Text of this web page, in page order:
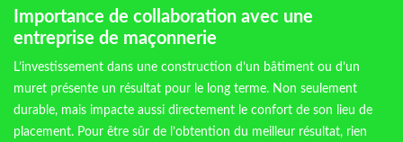
Importance de collaboration avec une
entreprise de maçonnerie
L’investissement dans une construction d’un bâtiment ou d’un
muret présente un résultat pour le long terme. Non seulement
durable, mais impacte aussi directement le confort de son lieu de
placement. Pour être sûr de l’obtention du meilleur résultat, rien